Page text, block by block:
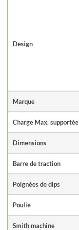
Design
Marque
Charge Max. supportée
Dimensions
Barre de traction
Poignées de dips
Poulie
Smith machine